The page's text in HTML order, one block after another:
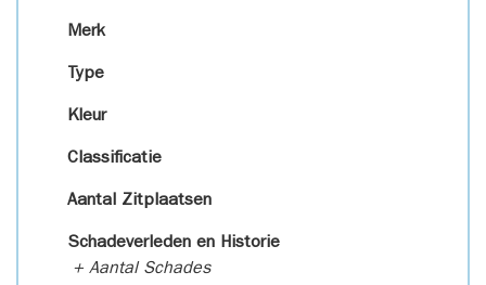
Merk
Type
Kleur
Classificatie
Aantal Zitplaatsen
Schadeverleden en Historie
+ Aantal Schades